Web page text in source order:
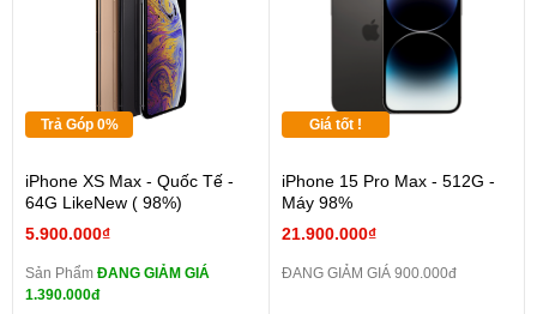
Trả Góp 0%
iPhone XS Max - Quốc Tế -
64G LikeNew ( 98%)
5.900.000₫
Sản Phẩm ĐANG GIẢM GIÁ
1.390.000đ
Giá tốt !
iPhone 15 Pro Max - 512G -
Máy 98%
21.900.000₫
ĐANG GIẢM GIÁ 900.000đ